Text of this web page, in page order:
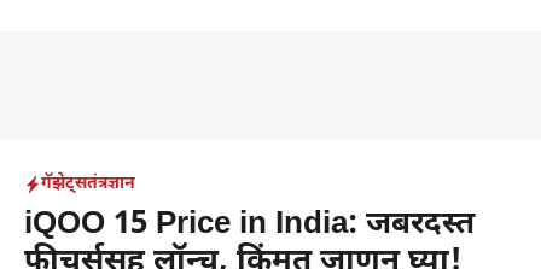
गॅझेट्सतंत्रज्ञान
iQOO 15 Price in India: जबरदस्त